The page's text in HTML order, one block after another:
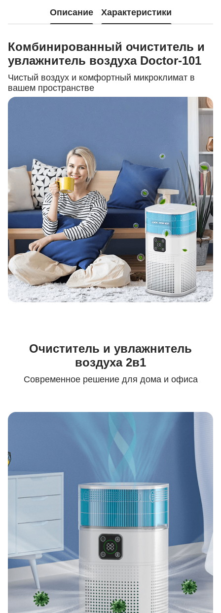
Описание Характеристики
Комбинированный очиститель и
увлажнитель воздуха Doctor-101
Чистый воздух и комфортный микроклимат в
вашем пространстве
Очиститель и увлажнитель
воздуха 2в1
Современное решение для дома и офиса